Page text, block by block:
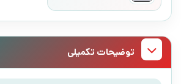
توضیحات تکمیلی